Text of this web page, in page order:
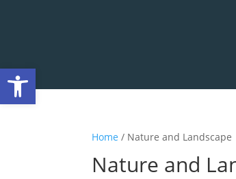
Home / Nature and Landscape
Nature and
Open toolbar